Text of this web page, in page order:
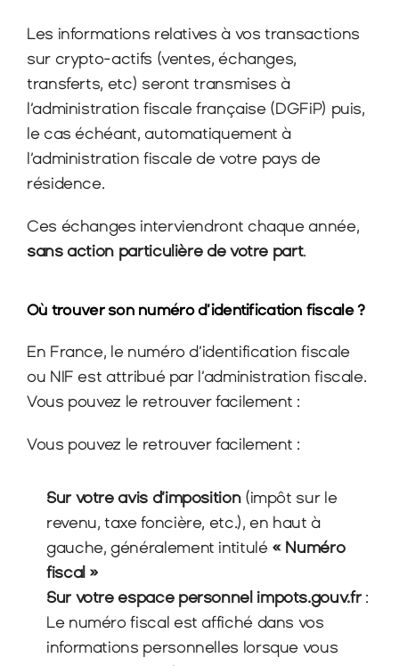
Les informations relatives à vos transactions
sur crypto-actifs (ventes, échanges,
transferts, etc) seront transmises à
l’administration fiscale française (DGFiP) puis,
le cas échéant, automatiquement à
l’administration fiscale de votre pays de
résidence.
sans action particulière de votre part.
Où trouver son numéro d’identification fiscale ?
En France, le numéro d’identification fiscale
ou NIF est attribué par l’administration fiscale.
Vous pouvez le retrouver facilement :
Vous pouvez le retrouver facilement :
Sur votre avis d’imposition (impôt sur le
revenu, taxe foncière, etc.), en haut à
gauche, généralement intitulé « Numéro
fiscal »
Sur votre espace personnel impots.gouv.fr :
Le numéro fiscal est affiché dans vos
informations personnelles lorsque vous